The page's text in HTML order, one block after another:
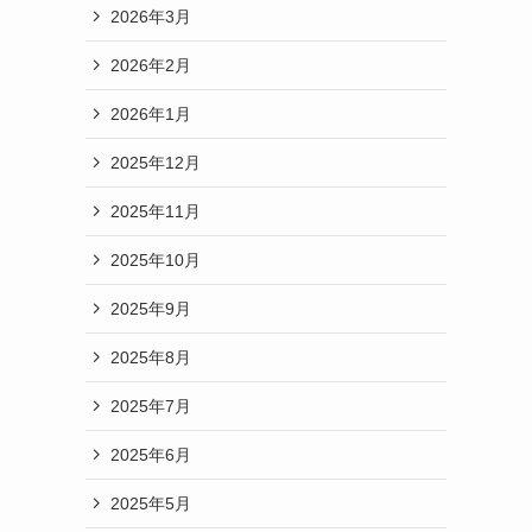
2026年3月
2026年2月
2026年1月
2025年12月
2025年11月
2025年10月
2025年9月
2025年8月
2025年7月
2025年6月
2025年5月